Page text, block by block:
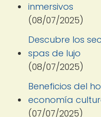
inmersivos
(08/07/2025)
Descubre los
spas de lujo
(08/07/2025)
Beneficios del
economía
(07/07/2025)